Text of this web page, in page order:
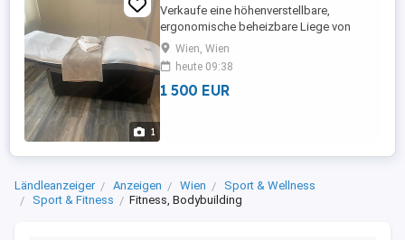
1
Verkaufe eine höhenverstellbare,
ergonomische beheizbare Liege von
Gharieni (2 m lang, 80 cm breit) - ideal für
Massagen, kosmetische Behandlungen
oder auch zur eigenen Entspannung. Die
großzügige, komfortable weiche
Wien, Wien
heute 09:38
1 500 EUR
Ländleanzeiger Anzeigen Wien
Sport & Wellness
Sport & Fitness
Fitness, Bodybuilding